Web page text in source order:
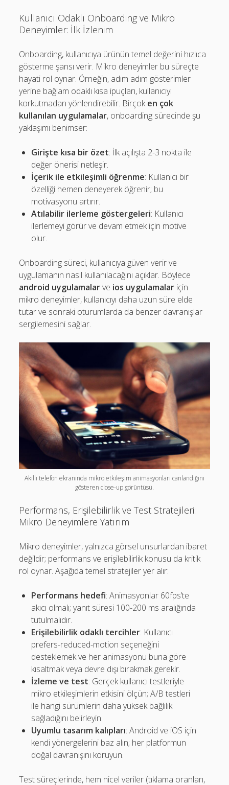
Kullanıcı Odaklı Onboarding ve Mikro
Deneyimler: İlk İzlenim
Onboarding, kullanıcıya ürünün temel değerini hızlıca
gösterme şansı verir. Mikro deneyimler bu süreçte
hayati rol oynar. Örneğin, adım adım gösterimler
yerine bağlam odaklı kısa ipuçları, kullanıcıyı
korkutmadan yönlendirebilir. Birçoken çok
kullanılan uygulamalar, onboarding sürecinde şu
yaklaşımı benimser:
Girişte kısa bir özet: İlk açılışta 2-3 nokta ile
değer önerisi netleşir.
İçerik ile etkileşimli öğrenme: Kullanıcı bir
özelliği hemen deneyerek öğrenir; bu
motivasyonu artırır.
Atılabilir ilerleme göstergeleri: Kullanıcı
ilerlemeyi görür ve devam etmek için motive
olur.
Onboarding süreci, kullanıcıya güven verir ve
uygulamanın nasıl kullanılacağını açıklar. Böylece
android uygulamalarve ios uygulamalar için
mikro deneyimler, kullanıcıyı daha uzun süre elde
tutar ve sonraki oturumlarda da benzer davranışlar
sergilemesini sağlar.
Akıllı telefon ekranında mikro etkileşim animasyonları canlandığını
gösteren close-up görüntüsü.
Performans, Erişilebilirlik ve Test Stratejileri:
Mikro Deneyimlere Yatırım
Mikro deneyimler, yalnızca görsel unsurlardan ibaret
değildir; performans ve erişilebilirlik konusu da kritik
rol oynar. Aşağıda temel stratejiler yer alır:
Performans hedefi: Animasyonlar 60fps’te
akıcı olmalı; yanıt süresi 100-200 ms aralığında
tutulmalıdır.
Erişilebilirlik odaklı tercihler: Kullanıcı
prefers-reduced-motion seçeneğini
desteklemek ve her animasyonu buna göre
kısaltmak veya devre dışı bırakmak gerekir.
İzleme ve test: Gerçek kullanıcı testleriyle
mikro etkileşimlerin etkisini ölçün; A/B testleri
ile hangi sürümlerin daha yüksek bağlılık
sağladığını belirleyin.
Uyumlu tasarım kalıpları: Android ve iOS için
kendi yönergelerini baz alın; her platformun
doğal davranışını koruyun.
Test süreçlerinde, hem nicel veriler (tıklama oranları,